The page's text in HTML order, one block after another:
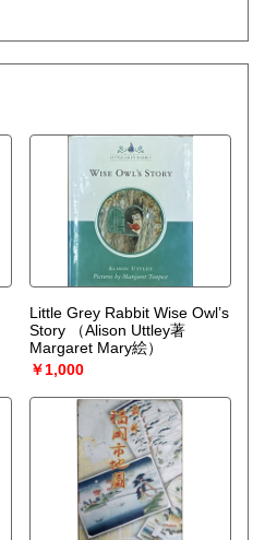
Little Grey Rabbit Wise Owl’s
Story
（Alison Uttley著
Margaret Mary絵）
￥1,000